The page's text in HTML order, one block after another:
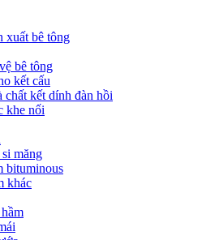
xuất bê tông
bê tông
kết cấu
chất kết dính đàn hồi
khe nối
măng
bituminous
khác